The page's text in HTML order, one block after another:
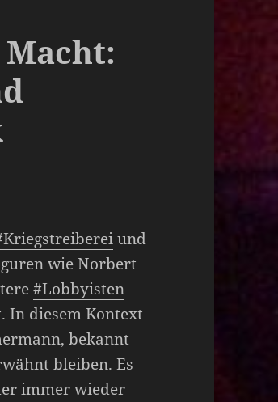
und
wie Norbert
#Lobbyisten
In diesem Kontext
bekannt
bleiben. Es
immer wieder